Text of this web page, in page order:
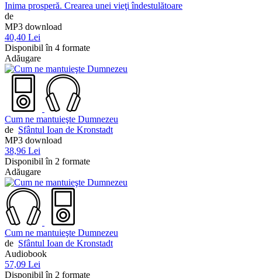
Inima prosperă. Crearea unei vieţi îndestulătoare
de
MP3 download
40,40 Lei
Disponibil în 4 formate
Adăugare
Cum ne mantuieşte Dumnezeu
de Sfântul Ioan de Kronstadt
MP3 download
38,96 Lei
Disponibil în 2 formate
Adăugare
Cum ne mantuieşte Dumnezeu
de Sfântul Ioan de Kronstadt
Audiobook
57,09 Lei
Disponibil în 2 formate